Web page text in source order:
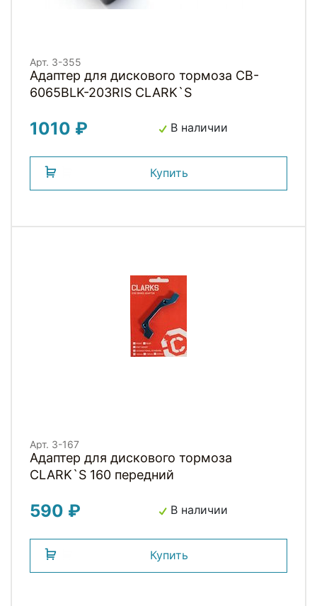
Арт. 3-355
Адаптер для дискового тормоза CB-
6065BLK-203RIS CLARK`S
1010 ₽ В наличии
Купить
Арт. 3-167
Адаптер для дискового тормоза
CLARK`S 160 передний
590 ₽ В наличии
Купить